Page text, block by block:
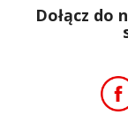
Dołącz do